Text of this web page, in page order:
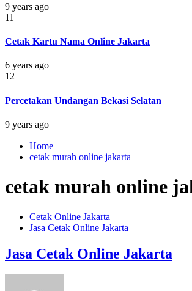
9 years ago
11
Cetak Kartu Nama Online Jakarta
6 years ago
12
Percetakan Undangan Bekasi Selatan
9 years ago
Home
cetak murah online jakarta
cetak murah online
Cetak Online Jakarta
Jasa Cetak Online Jakarta
Jasa Cetak Online Jakarta